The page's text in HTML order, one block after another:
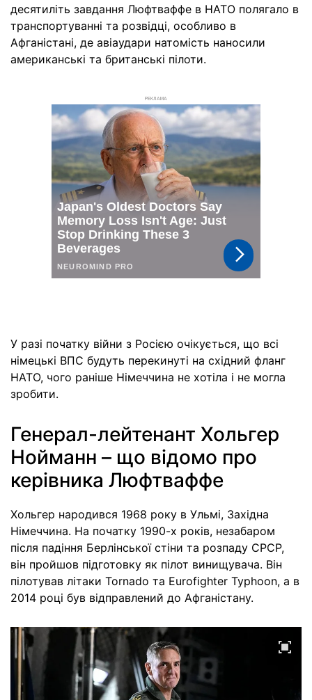
десятиліть завдання Люфтваффе в НАТО полягало в
транспортуванні та розвідці, особливо в
Афганістані, де авіаудари натомість наносили
американські та британські пілоти.
РЕКЛАМА
У разі початку війни з Росією очікується, що всі
німецькі ВПС будуть перекинуті на східний фланг
НАТО, чого раніше Німеччина не хотіла і не могла
зробити.
Генерал-лейтенант Хольгер
Нойманн – що відомо про
керівника Люфтваффе
Хольгер народився 1968 року в Ульмі, Західна
Німеччина. На початку 1990-х років, незабаром
після падіння Берлінської стіни та розпаду СРСР,
він пройшов підготовку як пілот винищувача. Він
пілотував літаки Tornado та Eurofighter Typhoon, а в
2014 році був відправлений до Афганістану.